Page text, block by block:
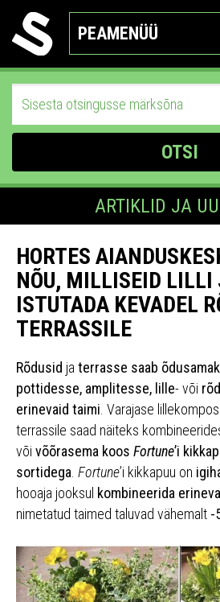
PEAMENÜÜ
OTSI
ARTIKLID JA
HORTES
NÕU, MILLISEID
ISTUTADA KEVADEL
TERRASSILE
Rõdusid ja terrasse saab
pottidesse, amplitesse, lille- või
erinevaid taimi . Varajase
terrassile saad näiteks
või võõrasema koos Fortune’i
sortidega Fortune’i kikkapuu on
hooaja jooksul kombineerida
nimetatud taimed taluvad vähemalt -